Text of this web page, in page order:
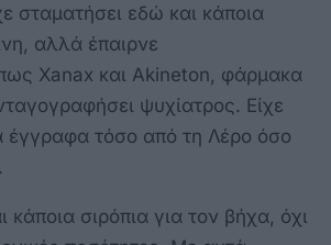
σταματήσει εδώ και κάποια
αλλά έπαιρνε
Xanax και Akineton, φάρμακα
ψυχίατρος. Είχε
έγγραφα τόσο από τη Λέρο όσο
σιρόπια για τον βήχα, όχι